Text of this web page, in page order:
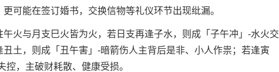
可能在签订婚书，交换信物等礼仪环节出现纰漏。
火与月支巳火皆为火，若日支再逢子水，则成「子午冲」-水火交
土，则成「丑午害」-暗箭伤人主背后是非、小人作祟；若逢寅
，主破财耗散、健康受损。